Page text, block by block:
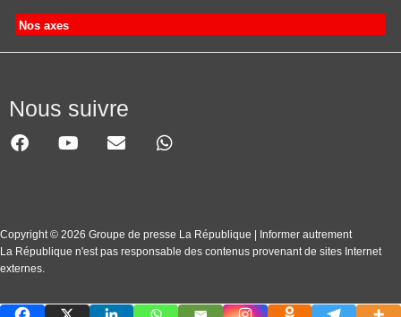
Nos axes
Nous suivre
Copyright © 2026 Groupe de presse La République | Informer autrement
La République n'est pas responsable des contenus provenant de sites Internet
externes.